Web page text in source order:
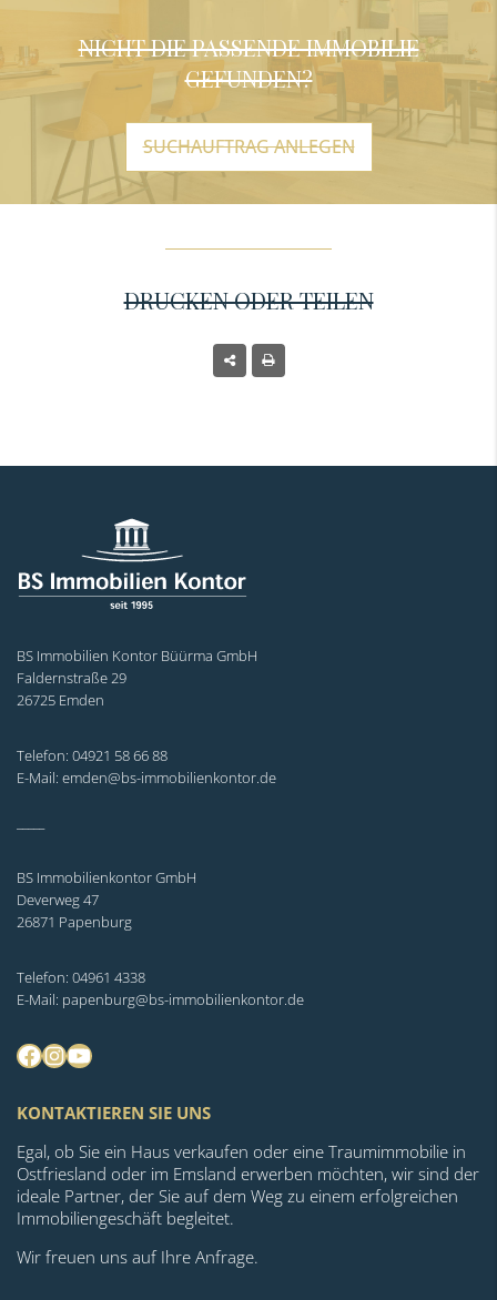
NICHT DIE PASSENDE IMMOBILIE
GEFUNDEN?
SUCHAUFTRAG ANLEGEN
DRUCKEN ODER TEILEN
BS Immobilien Kontor Büürma GmbH
Faldernstraße 29
26725 Emden
Telefon: 04921 58 66 88
E-Mail: emden@bs-immobilienkontor.de
BS Immobilienkontor GmbH
Deverweg 47
26871 Papenburg
Telefon: 04961 4338
E-Mail: papenburg@bs-immobilienkontor.de
Facebook
Instagram
YouTube
KONTAKTIEREN SIE UNS
Egal, ob Sie ein Haus verkaufen oder eine Traumimmobilie in
Ostfriesland oder im Emsland erwerben möchten, wir sind der
ideale Partner, der Sie auf dem Weg zu einem erfolgreichen
Immobiliengeschäft begleitet.
Wir freuen uns auf Ihre Anfrage.